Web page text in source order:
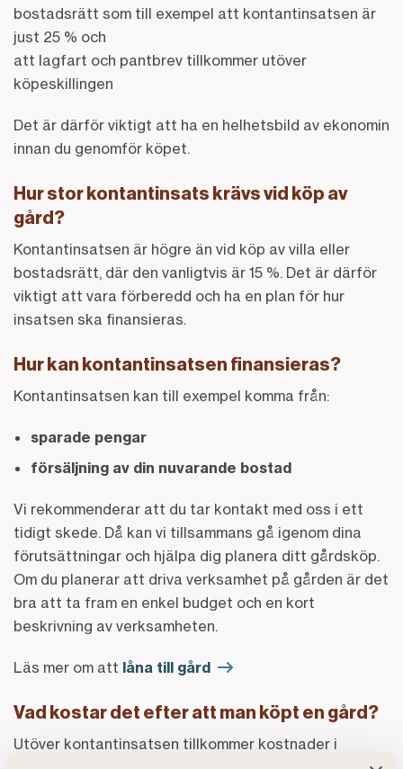
bostadsrätt som till exempel att kontantinsatsen är
just 25 % och
att lagfart och pantbrev tillkommer utöver
köpeskillingen
Det är därför viktigt att ha en helhetsbild av ekonomin
innan du genomför köpet.
Hur stor kontantinsats krävs vid köp av
gård?
Kontantinsatsen är högre än vid köp av villa eller
bostadsrätt, där den vanligtvis är 15 %. Det är därför
viktigt att vara förberedd och ha en plan för hur
insatsen ska finansieras.
Hur kan kontantinsatsen finansieras?
Kontantinsatsen kan till exempel komma från:
sparade pengar
försäljning av din nuvarande bostad
Vi rekommenderar att du tar kontakt med oss i ett
tidigt skede. Då kan vi tillsammans gå igenom dina
förutsättningar och hjälpa dig planera ditt gårdsköp.
Om du planerar att driva verksamhet på gården är det
bra att ta fram en enkel budget och en kort
beskrivning av verksamheten.
Läs mer om att låna till gård
Vad kostar det efter att man köpt en gård?
Utöver kontantinsatsen tillkommer kostnader i